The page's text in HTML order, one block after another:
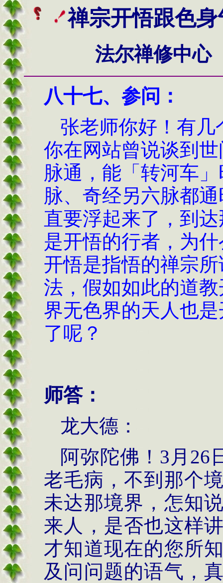
禅宗开悟跟色
法尔禅修中心
八十七、 参问：
张老师你好 ！ 有几
你在网站曾说谈到
脉通，能「转河车
脉、奇经另六脉都
直要浮起来了，到
是开悟的行者，为
开悟是指悟的禅宗
法，假如如此的道
界无色界的天人也
了呢？
师答：
龙大德：
阿弥陀佛！ 3 月 26
老毛病，不到那个
未达那境界，怎知
来人，是否也这样
才知道现在的您所
及问问题的语气，